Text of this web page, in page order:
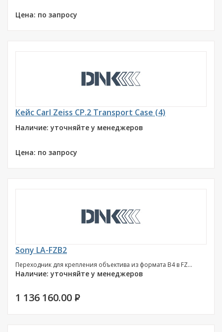
Цена: по запросу
Кейс Carl Zeiss CP.2 Transport Case (4)
Наличие: уточняйте у менеджеров
Цена: по запросу
Sony LA-FZB2
Переходник для крепления объектива из формата B4 в FZ...
Наличие: уточняйте у менеджеров
1 136 160.00 P